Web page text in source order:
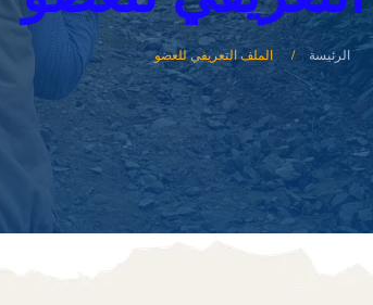
الرئيسة الملف التعريفي للعضو